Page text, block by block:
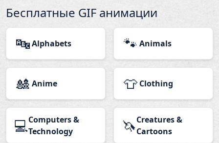
Бесплатные GIF анимации
🔤Alphabets 🐾 Animals
🎎 Anime 👕 Clothing
💻Computers &
Technology
🦄Creatures &
Cartoons